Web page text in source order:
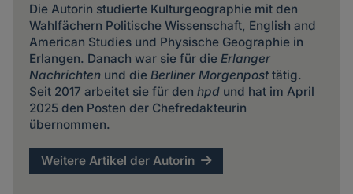
Die Autorin studierte Kulturgeographie mit den
Wahlfächern Politische Wissenschaft, English and
American Studies und Physische Geographie in
Erlangen. Danach war sie für die Erlanger
Nachrichtenund die Berliner Morgenposttätig.
Seit 2017 arbeitet sie für den hpdund hat im April
2025 den Posten der Chefredakteurin
übernommen.
Weitere Artikel der Autorin